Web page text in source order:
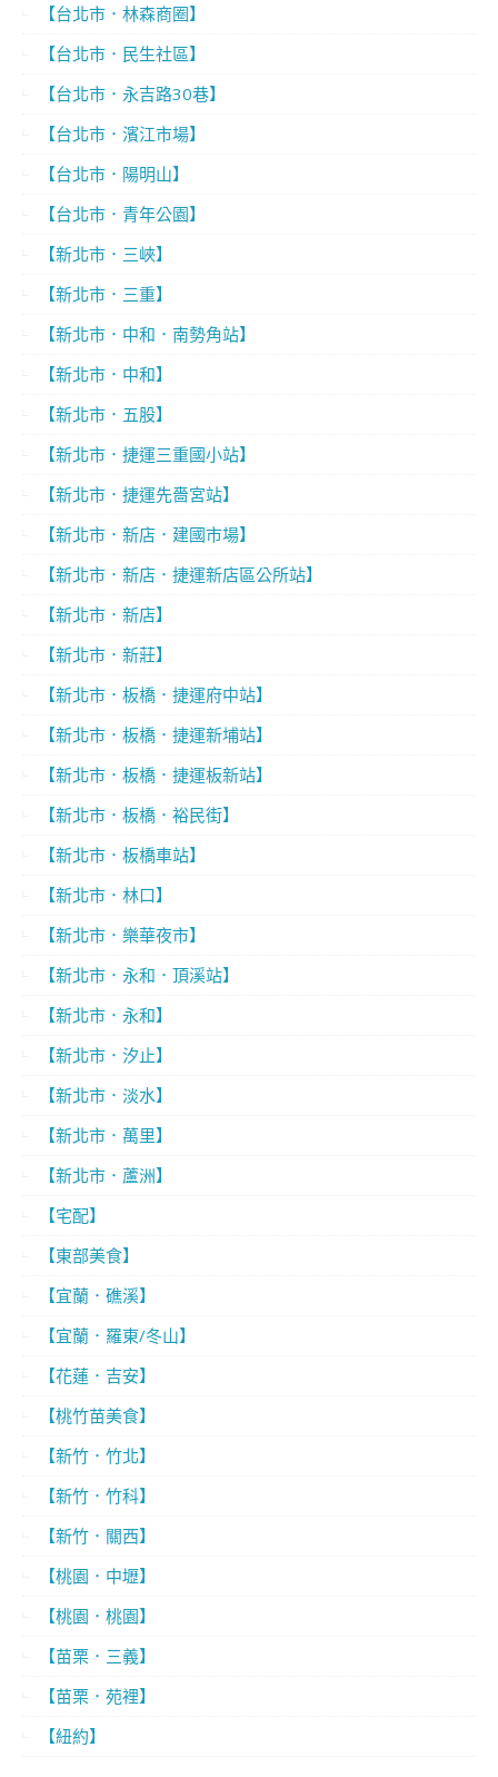
【台北市．林森商圈】
【台北市．民生社區】
【台北市．永吉路30巷】
【台北市．濱江市場】
【台北市．陽明山】
【台北市．青年公園】
【新北市．三峽】
【新北市．三重】
【新北市．中和．南勢角站】
【新北市．中和】
【新北市．五股】
【新北市．捷運三重國小站】
【新北市．捷運先嗇宮站】
【新北市．新店．建國市場】
【新北市．新店．捷運新店區公所站】
【新北市．新店】
【新北市．新莊】
【新北市．板橋．捷運府中站】
【新北市．板橋．捷運新埔站】
【新北市．板橋．捷運板新站】
【新北市．板橋．裕民街】
【新北市．板橋車站】
【新北市．林口】
【新北市．樂華夜市】
【新北市．永和．頂溪站】
【新北市．永和】
【新北市．汐止】
【新北市．淡水】
【新北市．萬里】
【新北市．蘆洲】
【宅配】
【東部美食】
【宜蘭．礁溪】
【宜蘭．羅東/冬山】
【花蓮．吉安】
【桃竹苗美食】
【新竹．竹北】
【新竹．竹科】
【新竹．關西】
【桃園．中壢】
【桃園．桃園】
【苗栗．三義】
【苗栗．苑裡】
【紐約】